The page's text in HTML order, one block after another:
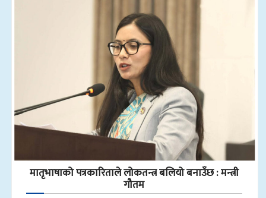
मातृभाषाको पत्रकारिताले लोकतन्त्र बलियो बनाउँछ : मन्त्री
गौतम